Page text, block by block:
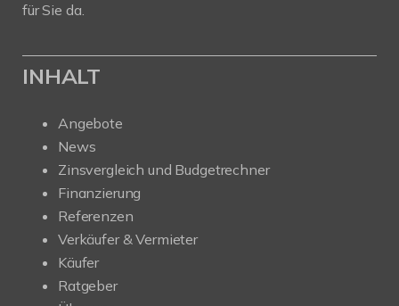
für Sie da.
INHALT
Angebote
News
Zinsvergleich und Budgetrechner
Finanzierung
Referenzen
Verkäufer & Vermieter
Käufer
Ratgeber